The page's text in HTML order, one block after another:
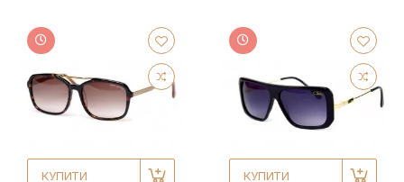
КУПИТИ КУПИТИ